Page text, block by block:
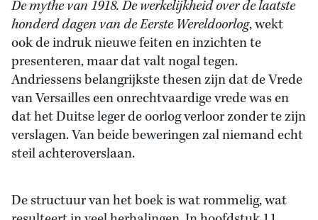
De mythe van 1918. De werkelijkheid over de laatste
honderd dagen van de Eerste Wereldoorlog, wekt
ook de indruk nieuwe feiten en inzichten te
presenteren, maar dat valt nogal tegen.
Andriessens belangrijkste thesen zijn dat de Vrede
van Versailles een onrechtvaardige vrede was en
dat het Duitse leger de oorlog verloor zonder te zijn
verslagen. Van beide beweringen zal niemand echt
steil achteroverslaan.
De structuur van het boek is wat rommelig, wat